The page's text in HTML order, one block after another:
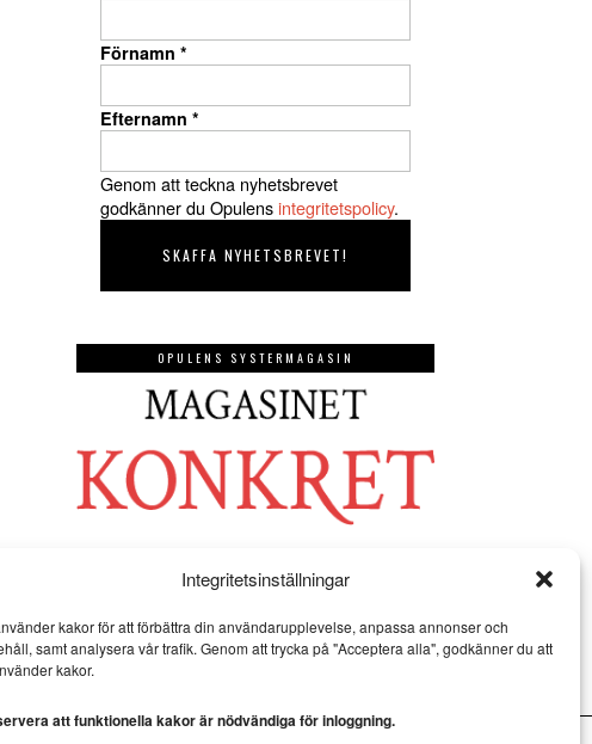
Integritetsinställningar
kakor för att förbättra din användarupplevelse, anpassa annonser och
samt analysera vår trafik. Genom att trycka på "Acceptera alla", godkänner du att
kakor.
att funktionella kakor är nödvändiga för inloggning.
Förnamn *
Efternamn *
Genom att teckna nyhetsbrevet
godkänner du Opulensintegritetspolicy.
OPULENS SYSTERMAGASIN